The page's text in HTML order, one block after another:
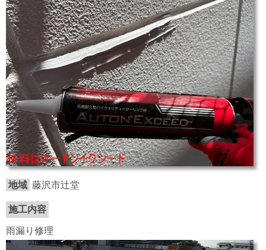
地域 藤沢市辻堂
施工内容
雨漏り修理